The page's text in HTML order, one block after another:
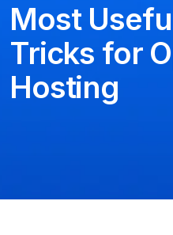
Most
Tricks for
Hosting